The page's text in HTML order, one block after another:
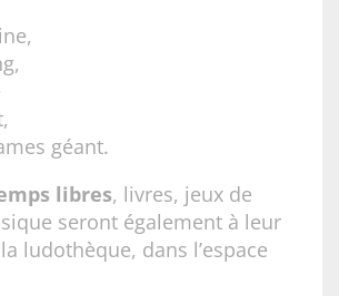
géant.
libres, livres, jeux de
seront également à leur
ludothèque, dans l’espace